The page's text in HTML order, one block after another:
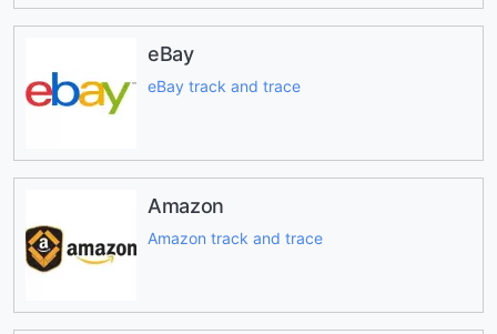
eBay
eBay track and trace
Amazon
Amazon track and trace